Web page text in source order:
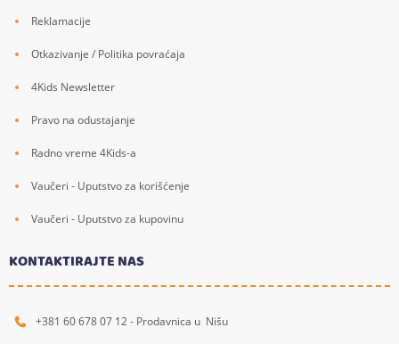
Reklamacije
Otkazivanje / Politika povraćaja
4Kids Newsletter
Pravo na odustajanje
Radno vreme 4Kids-a
Vaučeri - Uputstvo za korišćenje
Vaučeri - Uputstvo za kupovinu
KONTAKTIRAJTE NAS
+381 60 678 07 12 - Prodavnica u Nišu